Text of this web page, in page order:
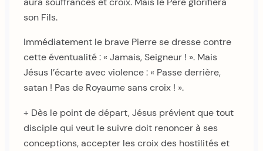
son Fils.
Immédiatement le brave Pierre se dresse contre
cette éventualité : « Jamais, Seigneur ! ». Mais
Jésus l’écarte avec violence : « Passe derrière,
satan ! Pas de Royaume sans croix ! ».
+ Dès le point de départ, Jésus prévient que tout
disciple qui veut le suivre doit renoncer à ses
conceptions, accepter les croix des hostilités et